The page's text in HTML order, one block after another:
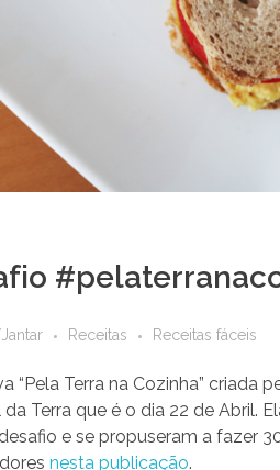
Receitas Receitas fáceis
“Pela Terra na Cozinha” criada
Terra que é o dia 22 de Abril.
e se propuseram a fazer
nesta publicação.